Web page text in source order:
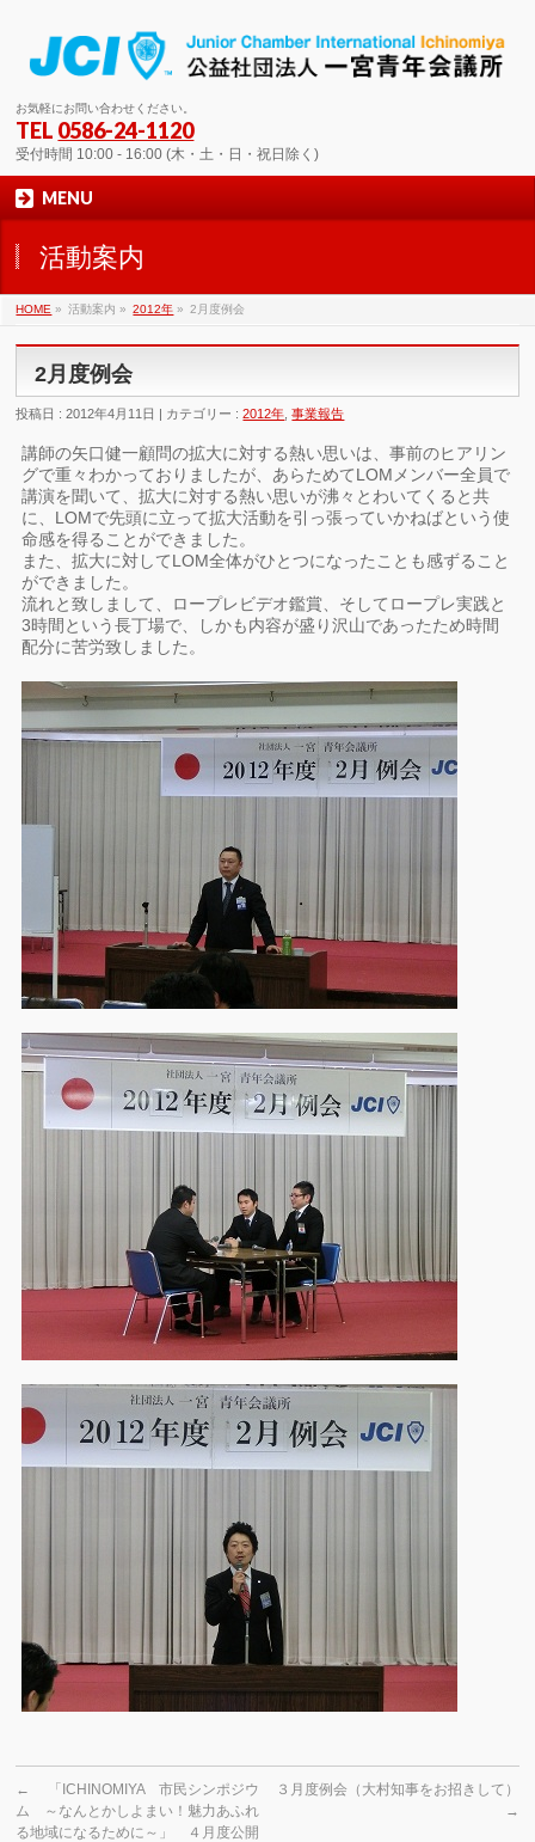
お気軽にお問い合わせください。
TEL 0586-24-1120
受付時間 10:00 - 16:00 (木・土・日・祝日除く)
MENU
活動案内
HOME » 活動案内 » 2012年 » 2月度例会
2月度例会
投稿日 : 2012年4月11日 | カテゴリー :2012年 ,事業報告
講師の矢口健一顧問の拡大に対する熱い思いは、事前のヒアリン
グで重々わかっておりましたが、あらためてLOMメンバー全員で
講演を聞いて、拡大に対する熱い思いが沸々とわいてくると共
に、LOMで先頭に立って拡大活動を引っ張っていかねばという使
命感を得ることができました。
また、拡大に対してLOM全体がひとつになったことも感ずること
ができました。
流れと致しまして、ロープレビデオ鑑賞、そしてロープレ実践と
3時間という長丁場で、しかも内容が盛り沢山であったため時間
配分に苦労致しました。
←
「ICHINOMIYA 市民シンポジウ
ム ～なんとかしよまい！魅力あふれ
る地域になるために～」 ４月度公開
３月度例会（大村知事をお招きして）
→